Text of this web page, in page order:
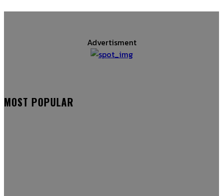
Advertisment
MOST POPULAR